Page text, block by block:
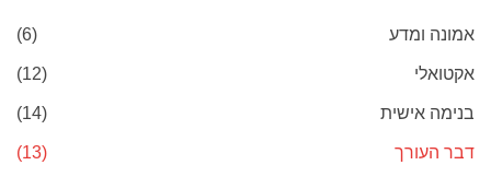
אמונה ומדע (6)
אקטואלי (12)
בנימה אישית (14)
דבר העורך (13)